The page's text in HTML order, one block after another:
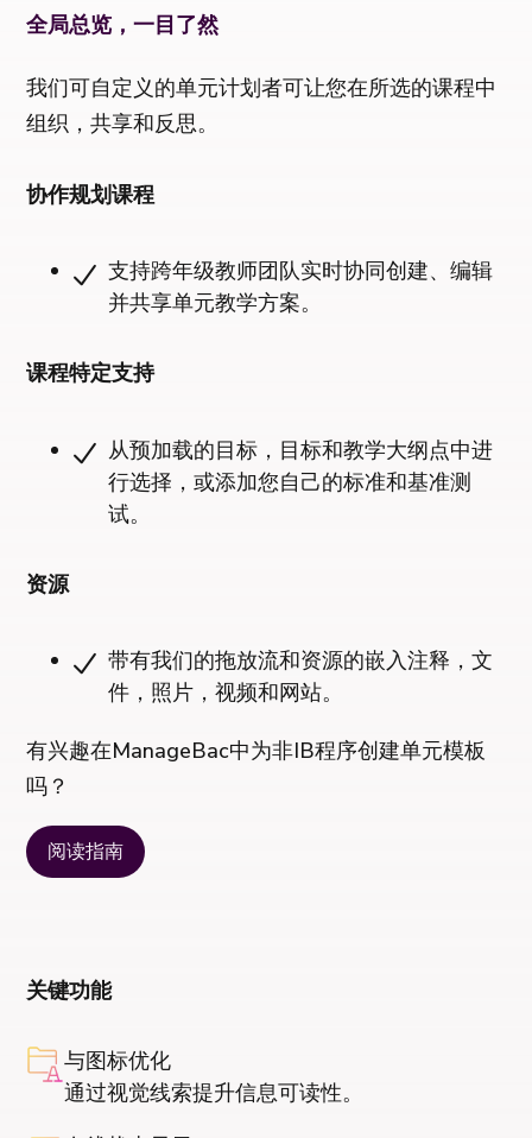
全局总览，一目了然​
我们可自定义的单元计划者可让您在所选的课程中
组织，共享和反思。
协作规划课程
支持跨年级教师团队实时协同创建、编辑
并共享单元教学方案。
课程特定支持
从预加载的目标，目标和教学大纲点中进
行选择，或添加您自己的标准和基准测
试。
资源
带有我们的拖放流和资源的嵌入注释，文
件，照片，视频和网站。
有兴趣在ManageBac中为非IB程序创建单元模板
吗？
阅读指南
关键功能
与图标优化
通过视觉线索提升信息可读性。